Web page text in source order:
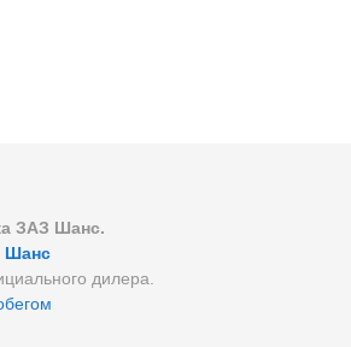
ЗАЗ Шанс.
Шанс
дилера.